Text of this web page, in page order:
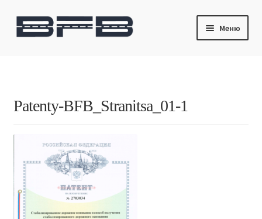
Перейти
к
Перейти
к
Меню
Новости
Контакты
Patenty-BFB_Stranitsa_01-1